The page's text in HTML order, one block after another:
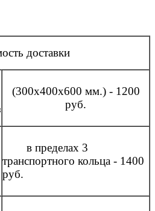
доставки
(300x400x600 мм.) - 1200
руб.
в пределах 3
транспортного кольца - 1400
руб.